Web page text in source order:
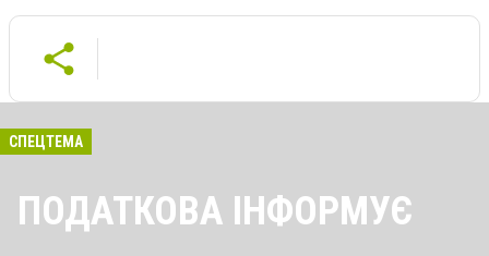
СПЕЦТЕМА
ПОДАТКОВА ІНФОРМУЄ